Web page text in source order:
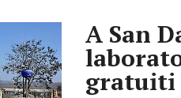
A San
gratuiti